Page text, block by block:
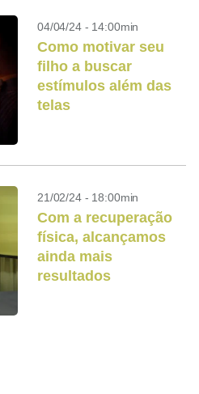
04/04/24 - 14:00min
Como motivar seu
filho a buscar
estímulos além das
telas
21/02/24 - 18:00min
Com a recuperação
física, alcançamos
ainda mais
resultados